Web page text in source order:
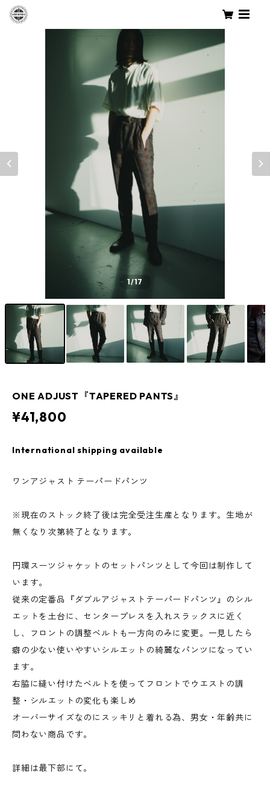
1/17
ONE ADJUST『TAPERED PANTS』
¥41,800
International shipping available
ワンアジャスト テーパードパンツ
※現在のストック終了後は完全受注生産となります。生地が
無くなり次第終了となります。
円環スーツジャケットのセットパンツとして今回は制作して
います。
従来の定番品『ダブルアジャストテーパードパンツ』のシル
エットを土台に、センタープレスを入れスラックスに近く
し、フロントの調整ベルトも一方向のみに変更。一見したら
癖の少ない使いやすいシルエットの綺麗なパンツになってい
ます。
右脇に縫い付けたベルトを使ってフロントでウエストの調
整・シルエットの変化も楽しめ
オーバーサイズなのにスッキリと着れる為、男女・年齢共に
問わない商品です。
詳細は最下部にて。